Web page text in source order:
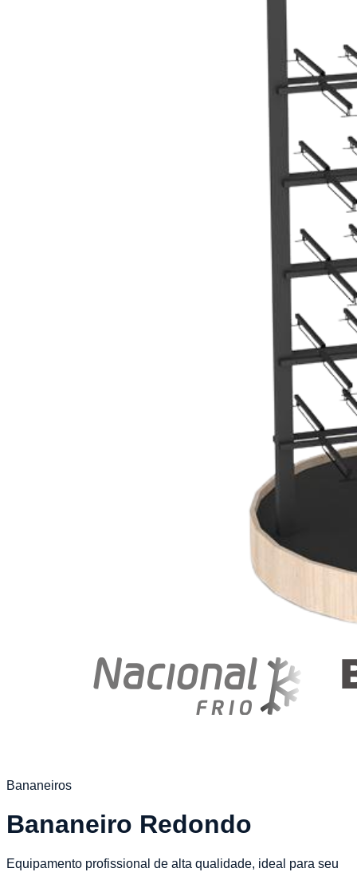
Bananeiros
Bananeiro Redondo
Equipamento profissional de alta qualidade, ideal para seu